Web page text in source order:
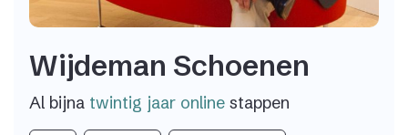
Wijdeman Schoenen
Al bijna twintig jaar online stappen